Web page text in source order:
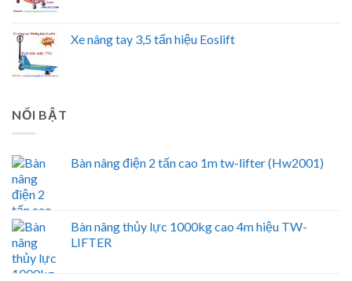
Xe nâng tay 3,5 tấn hiệu Eoslift
NỔI BẬT
Bàn nâng điện 2 tấn cao 1m tw-lifter (Hw2001)
Bàn nâng thủy lực 1000kg cao 4m hiệu TW-
LIFTER